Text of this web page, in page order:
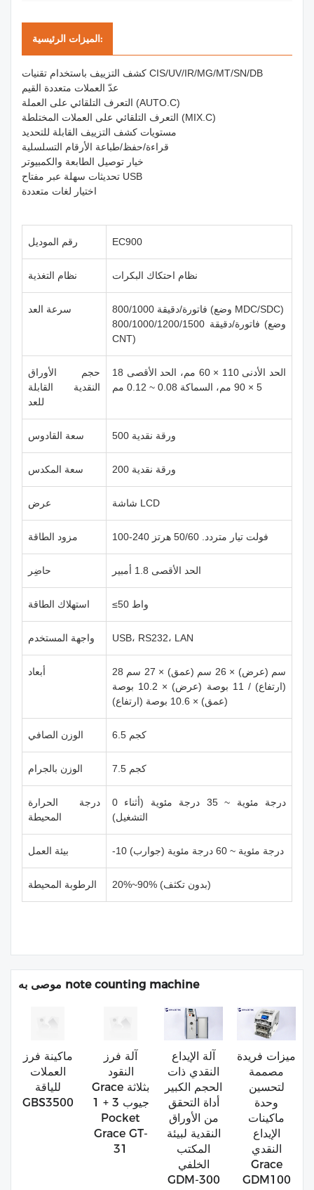
الميزات الرئيسية:
كشف التزييف باستخدام تقنيات CIS/UV/IR/MG/MT/SN/DB
عدّ العملات متعددة القيم
التعرف التلقائي على العملة (AUTO.C)
التعرف التلقائي على العملات المختلطة (MIX.C)
مستويات كشف التزييف القابلة للتحديد
قراءة/حفظ/طباعة الأرقام التسلسلية
خيار توصيل الطابعة والكمبيوتر
تحديثات سهلة عبر مفتاح USB
اختيار لغات متعددة
رقم الموديل EC900
نظام التغذية نظام احتكاك البكرات
سرعة العد
800/1000 فاتورة/دقيقة (وضع MDC/SDC)
800/1000/1200/1500 فاتورة/دقيقة (وضع
CNT)
حجم الأوراق
النقدية القابلة
للعد
الحد الأدنى 110 × 60 مم، الحد الأقصى 18
5 × 90 مم، السماكة 0.08 ~ 0.12 مم
سعة القادوس 500 ورقة نقدية
سعة المكدس 200 ورقة نقدية
عرض شاشة LCD
مزود الطاقة 100-240 فولت تيار متردد. 50/60 هرتز
حاضِر الحد الأقصى 1.8 أمبير
استهلاك الطاقة ≤50 واط
واجهة المستخدم USB، RS232، LAN
أبعاد
28 سم (عرض) × 26 سم (عمق) × 27 سم
(ارتفاع) / 11 بوصة (عرض) × 10.2 بوصة
(عمق) × 10.6 بوصة (ارتفاع)
الوزن الصافي 6.5 كجم
الوزن بالجرام 7.5 كجم
درجة الحرارة
المحيطة
0 درجة مئوية ~ 35 درجة مئوية (أثناء
التشغيل)
بيئة العمل -10 درجة مئوية ~ 60 درجة مئوية (جوارب)
الرطوبة المحيطة 20%~90% (بدون تكثف)
موصى به note counting machine
ماكينة فرز
العملات
للياقة
GBS3500
آلة فرز
النقود
Grace بثلاثة
جيوب 3 + 1
Pocket
Grace GT-
31
آلة الإيداع
النقدي ذات
الحجم الكبير
أداة التحقق
من الأوراق
النقدية لبيئة
المكتب
الخلفي
GDM-300
ميزات فريدة
مصممة
لتحسين
وحدة
ماكينات
الإيداع
النقدي
Grace
GDM100